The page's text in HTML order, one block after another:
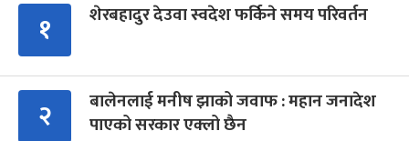
१ शेरबहादुर देउवा स्वदेश फर्किने समय परिवर्तन
२
बालेनलाई मनीष झाको जवाफ : महान जनादेश
पाएको सरकार एक्लो छैन